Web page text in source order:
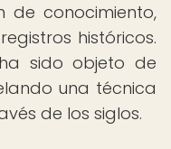
de conocimiento,
históricos.
sido objeto de
una técnica
de los siglos.